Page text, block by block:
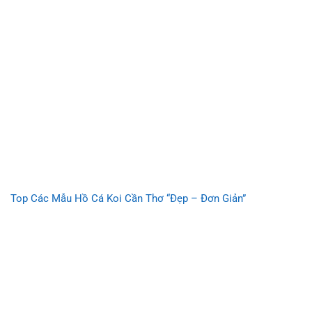
Top Các Mẫu Hồ Cá Koi Cần Thơ “Đẹp – Đơn Giản”